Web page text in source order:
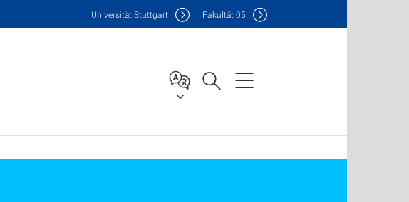
Universität Stuttgart Fakultät05